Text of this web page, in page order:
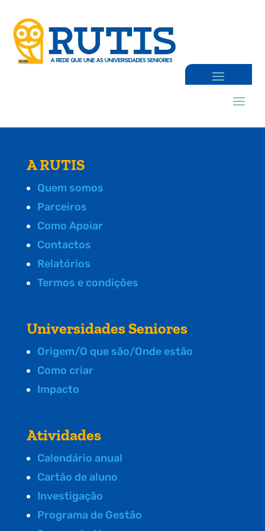
A RUTIS
Quem somos
Parceiros
Como Apoiar
Contactos
Relatórios
Termos e condições
Universidades Seniores
Origem/O que são/Onde estão
Como criar
Impacto
Atividades
Calendário anual
Cartão de aluno
Investigação
Programa de Gestão